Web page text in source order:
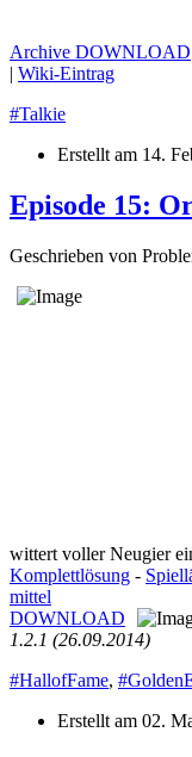
Archive DOWNLOAD
| Wiki-Eintrag
#Talkie
Erstellt am 14.
Episode 15:
Geschrieben von
wittert voller Neugier
Komplettlösung -
mittel
DOWNLOAD
1.2.1 (26.09.2014)
#HallofFame,
Erstellt am 02.